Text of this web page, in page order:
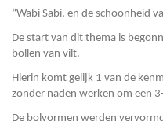
“Wabi Sabi, en de schoonheid
De start van dit thema is
bollen van vilt.
Hierin komt gelijk 1 van de
zonder naden werken om een
De bolvormen werden